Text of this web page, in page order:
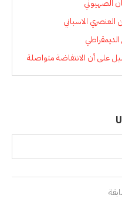
الصهيوني
العنصري الاسباني
على أن الانتفاضة متواصلة